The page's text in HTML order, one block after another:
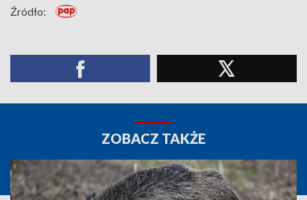
Źródło:
ZOBACZ TAKŻE